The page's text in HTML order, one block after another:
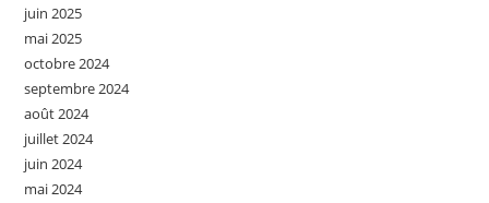
juin 2025
mai 2025
octobre 2024
septembre 2024
août 2024
juillet 2024
juin 2024
mai 2024